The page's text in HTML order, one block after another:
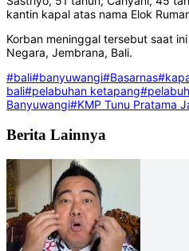
kantin kapal atas nama Elok
Korban meninggal tersebut saat
Negara, Jembrana, Bali.
#bali#banyuwangi#Basarnas
bali#pelabuhan ketapang
Banyuwangi#KMP Tunu Pratama
Berita Lainnya